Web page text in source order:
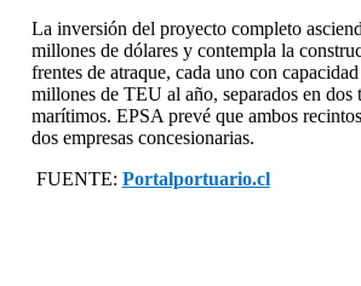
La inversión del proyecto completo
millones de dólares y contempla la
frentes de atraque, cada uno con
millones de TEU al año, separados en dos
marítimos. EPSA prevé que ambos
dos empresas concesionarias.
FUENTE: Portalportuario.cl